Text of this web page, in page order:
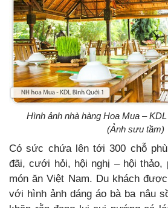
Hình ảnh nhà hàng Hoa Mua –
(Ảnh sưu tầm)
Có sức chứa lên tới 300 chỗ
đãi, cưới hỏi, hội nghị – hội thảo,
món ăn Việt Nam. Du khách
với hình ảnh dáng áo bà ba nâu